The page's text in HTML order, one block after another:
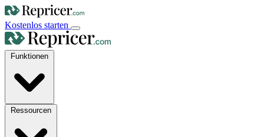
Kostenlos starten